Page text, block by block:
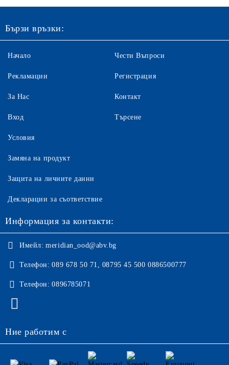
Бързи връзки:
Начало
Рекламации
За Нас
Вход
Чести Въпроси
Регистрация
Контакт
Търсене
Условия
Замяна на продукт
Защита на личните данни
Декларации за съответствие
Информация за контакти:
Имейл: meridian_ood@abv.bg
Телефон: 089 678 50 71, 08795 45 500 0886500777
Телефон: 0896785071
Ние работим с